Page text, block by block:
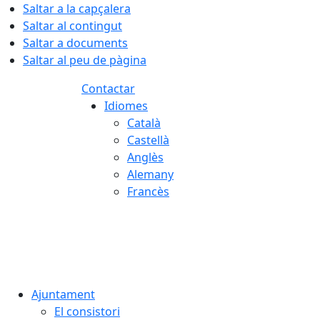
Saltar a la capçalera
Saltar al contingut
Saltar a documents
Saltar al peu de pàgina
Contactar
Idiomes
Català
Castellà
Anglès
Alemany
Francès
Ajuntament
El consistori